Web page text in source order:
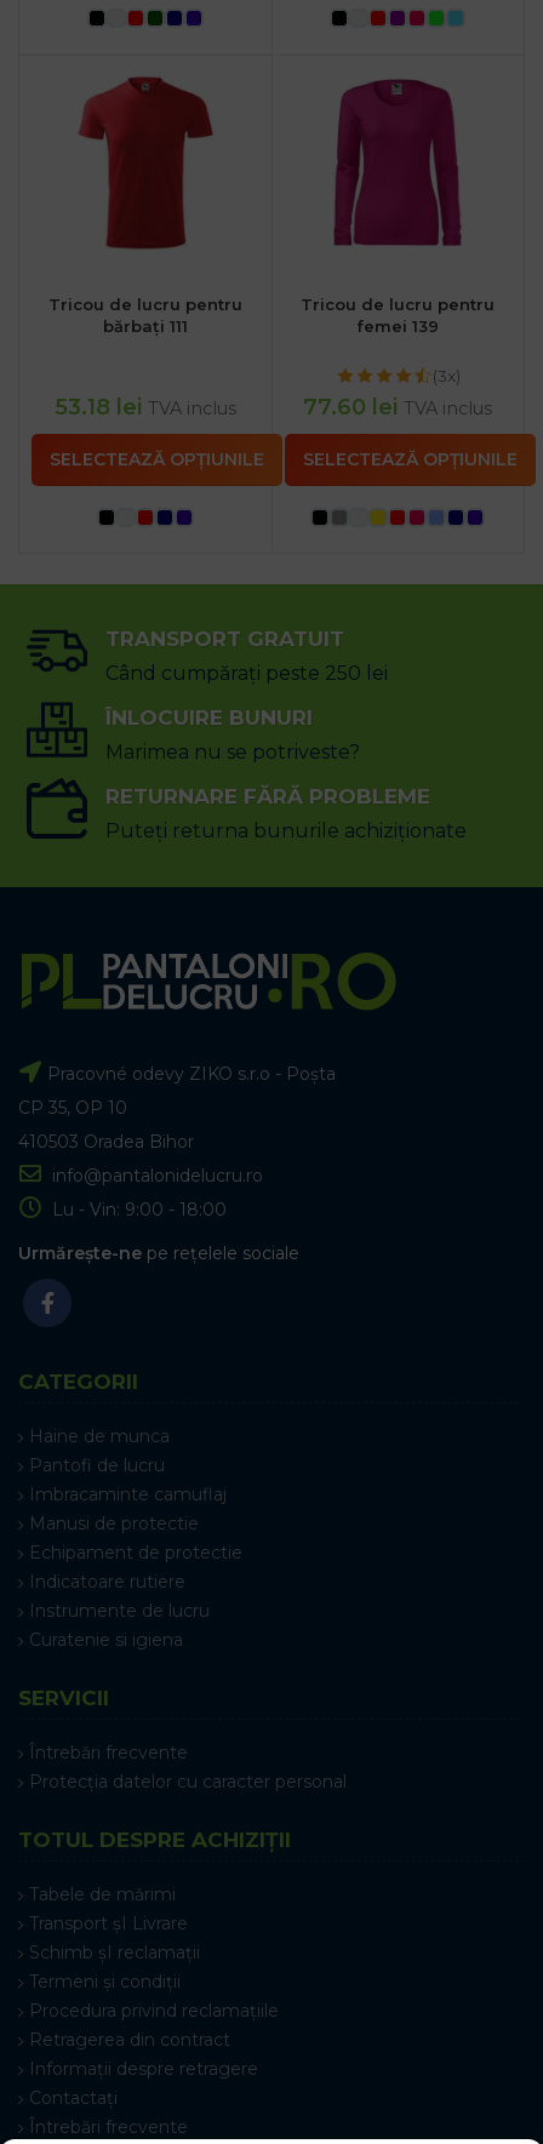
Tricou de lucru pentru
bărbați 111
53.18 lei TVA inclus
SELECTEAZĂ OPȚIUNILE
Tricou de lucru pentru
femei 139
(3x)
77.60 lei TVA inclus
SELECTEAZĂ OPȚIUNILE
TRANSPORT GRATUIT
Când cumpărați peste 250 lei
ÎNLOCUIRE BUNURI
Marimea nu se potriveste?
RETURNARE FĂRĂ PROBLEME
Puteți returna bunurile achiziționate
Pracovné odevy ZIKO s.r.o - Poșta
CP 35, OP 10
410503 Oradea Bihor
info@pantalonidelucru.ro
Lu - Vin: 9:00 - 18:00
Urmărește-ne pe rețelele sociale
CATEGORII
Haine de munca
Pantofi de lucru
Imbracaminte camuflaj
Manusi de protectie
Echipament de protectie
Indicatoare rutiere
Instrumente de lucru
Curatenie si igiena
SERVICII
Întrebări frecvente
Protecția datelor cu caracter personal
TOTUL DESPRE ACHIZIȚII
Tabele de mărimi
Transport șI Livrare
Schimb șI reclamații
Termeni și condiții
Procedura privind reclamațiile
Retragerea din contract
Informații despre retragere
Contactați
Întrebări frecvente